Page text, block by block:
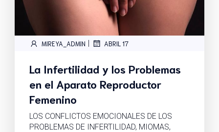
MIREYA_ADMIN | ABRIL 17
La Infertilidad y los Problemas
en el Aparato Reproductor
Femenino
LOS CONFLICTOS EMOCIONALES DE LOS
PROBLEMAS DE INFERTILIDAD, MIOMAS,